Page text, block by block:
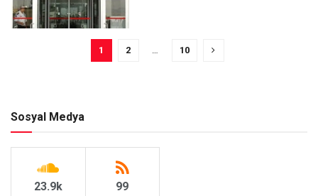
1 2 … 10
Sosyal Medya
23.9k 99